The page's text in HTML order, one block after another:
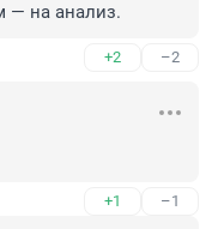
— на анализ.
+2 –2
+1 –1